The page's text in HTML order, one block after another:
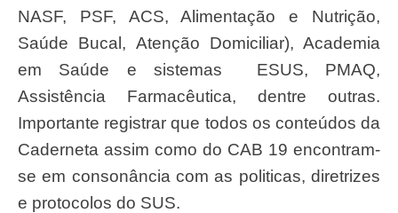
NASF, PSF, ACS, Alimentação e Nutrição,
Saúde Bucal, Atenção Domiciliar), Academia
em Saúde e sistemas ESUS, PMAQ,
Assistência Farmacêutica, dentre outras.
Importante registrar que todos os conteúdos da
Caderneta assim como do CAB 19 encontram-
se em consonância com as politicas, diretrizes
e protocolos do SUS.